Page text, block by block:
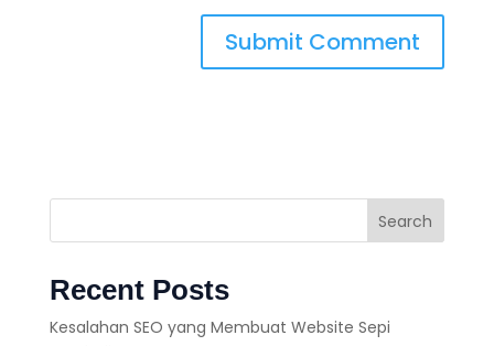
Search
Recent Posts
Kesalahan SEO yang Membuat Website Sepi